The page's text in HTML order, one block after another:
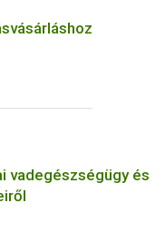
vadegészségügy és